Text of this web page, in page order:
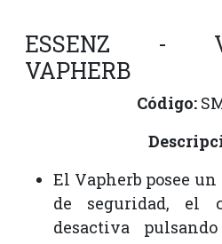
ESSENZ -
VAPHERB
Código:
El Vapherb posee
de seguridad, el
desactiva